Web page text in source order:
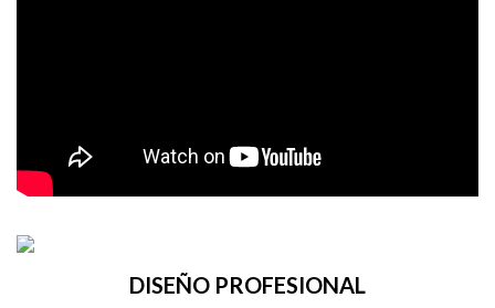
DISEÑO PROFESIONAL